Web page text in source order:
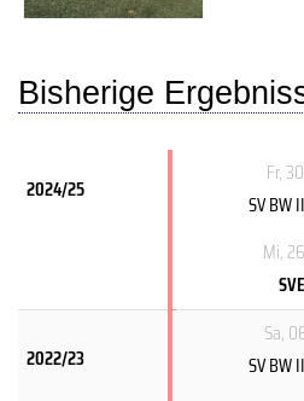
Bisherige
2024/25
Fr,
SV BW II
Mi,
SVE
2022/23
Sa,
SV BW II